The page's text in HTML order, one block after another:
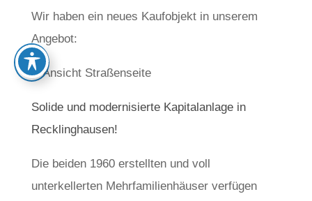
Wir haben ein neues Kaufobjekt in unserem
Angebot:
Solide und modernisierte Kapitalanlage in
Recklinghausen!
Die beiden 1960 erstellten und voll
unterkellerten Mehrfamilienhäuser verfügen